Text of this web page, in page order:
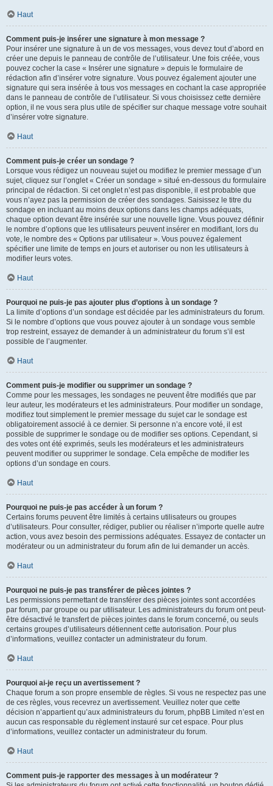
Haut
Comment puis-je insérer une signature à mon message ?
Pour insérer une signature à un de vos messages, vous devez tout d’abord en
créer une depuis le panneau de contrôle de l’utilisateur. Une fois créée, vous
pouvez cocher la case « Insérer une signature » depuis le formulaire de
rédaction afin d’insérer votre signature. Vous pouvez également ajouter une
signature qui sera insérée à tous vos messages en cochant la case appropriée
dans le panneau de contrôle de l’utilisateur. Si vous choisissez cette dernière
option, il ne vous sera plus utile de spécifier sur chaque message votre souhait
d’insérer votre signature.
Haut
Comment puis-je créer un sondage ?
Lorsque vous rédigez un nouveau sujet ou modifiez le premier message d’un
sujet, cliquez sur l’onglet « Créer un sondage » situé en-dessous du formulaire
principal de rédaction. Si cet onglet n’est pas disponible, il est probable que
vous n’ayez pas la permission de créer des sondages. Saisissez le titre du
sondage en incluant au moins deux options dans les champs adéquats,
chaque option devant être insérée sur une nouvelle ligne. Vous pouvez définir
le nombre d’options que les utilisateurs peuvent insérer en modifiant, lors du
vote, le nombre des « Options par utilisateur ». Vous pouvez également
spécifier une limite de temps en jours et autoriser ou non les utilisateurs à
modifier leurs votes.
Haut
Pourquoi ne puis-je pas ajouter plus d’options à un sondage ?
La limite d’options d’un sondage est décidée par les administrateurs du forum.
Si le nombre d’options que vous pouvez ajouter à un sondage vous semble
trop restreint, essayez de demander à un administrateur du forum s’il est
possible de l’augmenter.
Haut
Comment puis-je modifier ou supprimer un sondage ?
Comme pour les messages, les sondages ne peuvent être modifiés que par
leur auteur, les modérateurs et les administrateurs. Pour modifier un sondage,
modifiez tout simplement le premier message du sujet car le sondage est
obligatoirement associé à ce dernier. Si personne n’a encore voté, il est
possible de supprimer le sondage ou de modifier ses options. Cependant, si
des votes ont été exprimés, seuls les modérateurs et les administrateurs
peuvent modifier ou supprimer le sondage. Cela empêche de modifier les
options d’un sondage en cours.
Haut
Pourquoi ne puis-je pas accéder à un forum ?
Certains forums peuvent être limités à certains utilisateurs ou groupes
d’utilisateurs. Pour consulter, rédiger, publier ou réaliser n’importe quelle autre
action, vous avez besoin des permissions adéquates. Essayez de contacter un
modérateur ou un administrateur du forum afin de lui demander un accès.
Haut
Pourquoi ne puis-je pas transférer de pièces jointes ?
Les permissions permettant de transférer des pièces jointes sont accordées
par forum, par groupe ou par utilisateur. Les administrateurs du forum ont peut-
être désactivé le transfert de pièces jointes dans le forum concerné, ou seuls
certains groupes d’utilisateurs détiennent cette autorisation. Pour plus
d’informations, veuillez contacter un administrateur du forum.
Haut
Pourquoi ai-je reçu un avertissement ?
Chaque forum a son propre ensemble de règles. Si vous ne respectez pas une
de ces règles, vous recevrez un avertissement. Veuillez noter que cette
décision n’appartient qu’aux administrateurs du forum, phpBB Limited n’est en
aucun cas responsable du règlement instauré sur cet espace. Pour plus
d’informations, veuillez contacter un administrateur du forum.
Haut
Comment puis-je rapporter des messages à un modérateur ?